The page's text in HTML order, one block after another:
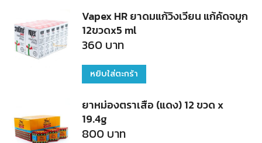
Vapex HR ยาดมแก้วิงเวียน แก้คัดจมูก
12ขวดx5 ml
360 บาท
หยิบใส่ตะกร้า
ยาหม่องตราเสือ (แดง) 12 ขวด x
19.4g
800 บาท